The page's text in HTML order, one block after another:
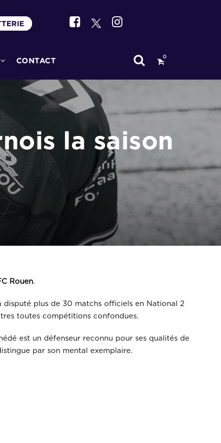
CONTACT 0
la saison
Rouen.
disputé plus de 30 matchs officiels en National 2
toutes compétitions confondues.
est un défenseur reconnu pour ses qualités de
par son mental exemplaire.